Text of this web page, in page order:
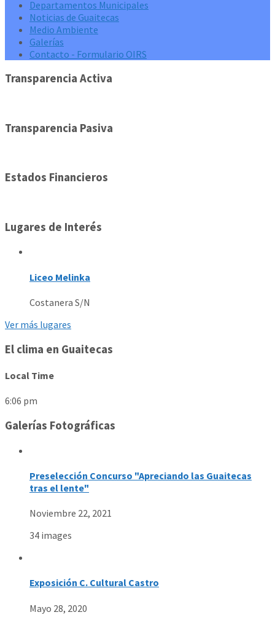
Departamentos Municipales
Noticias de Guaitecas
Medio Ambiente
Galerías
Contacto - Formulario OIRS
Transparencia Activa
Transparencia Pasiva
Estados Financieros
Lugares de Interés
Liceo Melinka
Costanera S/N
Ver más lugares
El clima en Guaitecas
Local Time
6:06 pm
Galerías Fotográficas
Preselección Concurso "Apreciando las Guaitecas
tras el lente"
Noviembre 22, 2021
34 images
Exposición C. Cultural Castro
Mayo 28, 2020